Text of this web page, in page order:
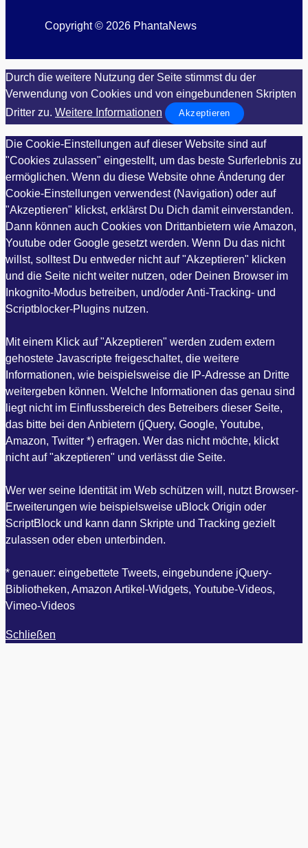
Copyright © 2026 PhantaNews
Durch die weitere Nutzung der Seite stimmst du der
Verwendung von Cookies und von eingebundenen Skripten
Dritter zu. Weitere Informationen Akzeptieren
Die Cookie-Einstellungen auf dieser Website sind auf
"Cookies zulassen" eingestellt, um das beste Surferlebnis zu
ermöglichen. Wenn du diese Website ohne Änderung der
Cookie-Einstellungen verwendest (Navigation) oder auf
"Akzeptieren" klickst, erklärst Du Dich damit einverstanden.
Dann können auch Cookies von Drittanbietern wie Amazon,
Youtube oder Google gesetzt werden. Wenn Du das nicht
willst, solltest Du entweder nicht auf "Akzeptieren" klicken
und die Seite nicht weiter nutzen, oder Deinen Browser im
Inkognito-Modus betreiben, und/oder Anti-Tracking- und
Scriptblocker-Plugins nutzen.
Mit einem Klick auf "Akzeptieren" werden zudem extern
gehostete Javascripte freigeschaltet, die weitere
Informationen, wie beispielsweise die IP-Adresse an Dritte
weitergeben können. Welche Informationen das genau sind
liegt nicht im Einflussbereich des Betreibers dieser Seite,
das bitte bei den Anbietern (jQuery, Google, Youtube,
Amazon, Twitter *) erfragen. Wer das nicht möchte, klickt
nicht auf "akzeptieren" und verlässt die Seite.
Wer wer seine Identität im Web schützen will, nutzt Browser-
Erweiterungen wie beispielsweise uBlock Origin oder
ScriptBlock und kann dann Skripte und Tracking gezielt
zulassen oder eben unterbinden.
* genauer: eingebettete Tweets, eingebundene jQuery-
Bibliotheken, Amazon Artikel-Widgets, Youtube-Videos,
Vimeo-Videos
Schließen